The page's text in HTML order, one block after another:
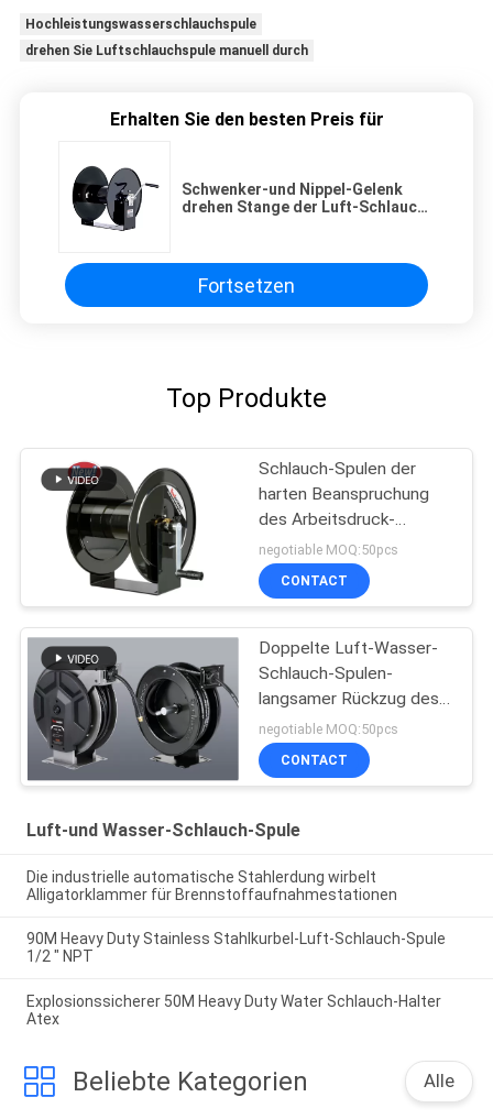
Hochleistungswasserschlauchspule
drehen Sie Luftschlauchspule manuell durch
Erhalten Sie den besten Preis für
Schwenker-und Nippel-Gelenk
drehen Stange der Luft-Schlauch-
Fortsetzen
Top Produkte
Schlauch-Spulen der
harten Beanspruchung
des Arbeitsdruck-
4000psi manuelle
reizbare Hand
negotiable MOQ:50pcs
CONTACT
Doppelte Luft-Wasser-
Schlauch-Spulen-
langsamer Rückzug des
Arm-82ft
negotiable MOQ:50pcs
CONTACT
Luft-und Wasser-Schlauch-Spule
Die industrielle automatische Stahlerdung wirbelt
Alligatorklammer für Brennstoffaufnahmestationen
90M Heavy Duty Stainless Stahlkurbel-Luft-Schlauch-Spule
1/2 " NPT
Explosionssicherer 50M Heavy Duty Water Schlauch-Halter
Atex
Beliebte Kategorien Alle